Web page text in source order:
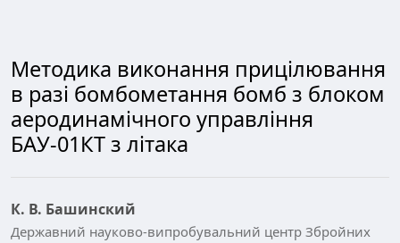
Методика виконання прицілювання
в разі бомбометання бомб з блоком
аеродинамічного управління
БАУ-01КТ з літака
К. В. Башинский
Державний науково-випробувальний центр Збройних